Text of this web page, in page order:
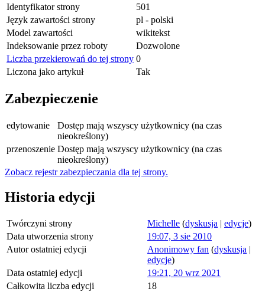
Identyfikator strony
501
Język zawartości strony
pl - polski
Model zawartości
wikitekst
Indeksowanie przez roboty
Dozwolone
Liczba przekierowań do tej strony 0
Liczona jako artykuł
Tak
Zabezpieczenie
edytowanie
Dostęp mają wszyscy użytkownicy (na czas
nieokreślony)
przenoszenie Dostęp mają wszyscy użytkownicy (na czas
nieokreślony)
Zobacz rejestr zabezpieczania dla tej strony.
Historia edycji
Twórczyni strony Michelle (dyskusja | edycje)
Data utworzenia strony
19:07, 3 sie 2010
Autor ostatniej edycji
Anonimowy fan (dyskusja |
edycje)
Data ostatniej edycji
19:21, 20 wrz 2021
Całkowita liczba edycji
18